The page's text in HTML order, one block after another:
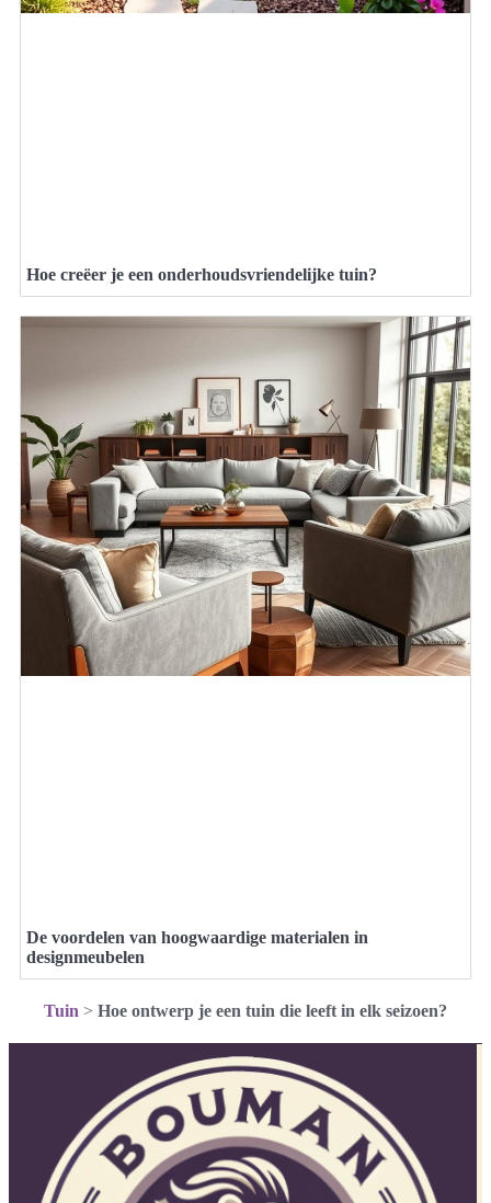
Hoe creëer je een onderhoudsvriendelijke tuin?
De voordelen van hoogwaardige materialen in
designmeubelen
Tuin > Hoe ontwerp je een tuin die leeft in elk seizoen?